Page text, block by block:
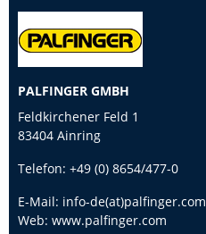
PALFINGER GMBH
Feldkirchener Feld 1
83404 Ainring
Telefon: +49 (0) 8654/477-0
E-Mail: info-de(at)palfinger.com
Web: www.palfinger.com